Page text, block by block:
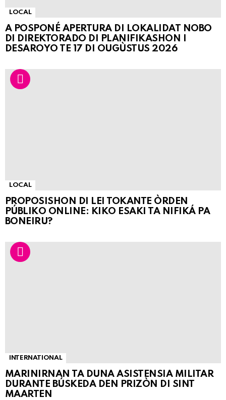
LOCAL
A POSPONÉ APERTURA DI LOKALIDAT NOBO
DI DIREKTORADO DI PLANIFIKASHON I
DESAROYO TE 17 DI OUGÙSTUS 2026
LOCAL
PROPOSISHON DI LEI TOKANTE ÒRDEN
PÚBLIKO ONLINE: KIKO ESAKI TA NIFIKÁ PA
BONEIRU?
INTERNATIONAL
MARINIRNAN TA DUNA ASISTENSIA MILITAR
DURANTE BÚSKEDA DEN PRIZÒN DI SINT
MAARTEN